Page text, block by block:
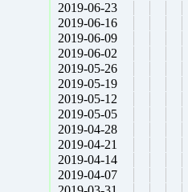
2019-06-23
2019-06-16
2019-06-09
2019-06-02
2019-05-26
2019-05-19
2019-05-12
2019-05-05
2019-04-28
2019-04-21
2019-04-14
2019-04-07